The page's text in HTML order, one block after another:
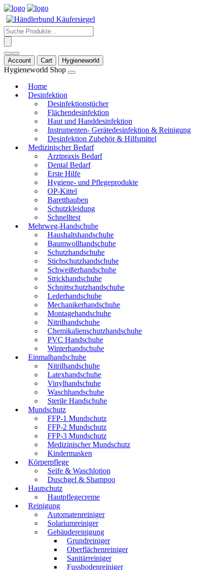
Products
search
Account Cart Hygieneworld
Hygieneworld Shop
Home
Desinfektion
Desinfektionstücher
Flächendesinfektion
Haut und Handdesinfektion
Instrumenten- Gerätedesinfektion & Reinigung
Desinfektion Zubehör & Hilfsmittel
Medizinischer Bedarf
Arztpraxis Bedarf
Dental Bedarf
Erste Hilfe
Hygiene- und Pflegeprodukte
OP-Kittel
Baretthauben
Schutzkleidung
Schnelltest
Mehrweg-Handschuhe
Haushaltshandschuhe
Baumwollhandschuhe
Schutzhandschuhe
Stichschutzhandschuhe
Schweißerhandschuhe
Strickhandschuhe
Schnittschutzhandschuhe
Lederhandschuhe
Mechanikerhandschuhe
Montagehandschuhe
Nitrilhandschuhe
Chemikalienschutzhandschuhe
PVC Handschuhe
Winterhandschuhe
Einmalhandschuhe
Nitrilhandschuhe
Latexhandschuhe
Vinylhandschuhe
Waschhandschuhe
Sterile Handschuhe
Mundschutz
FFP-1 Mundschutz
FFP-2 Mundschutz
FFP-3 Mundschutz
Medizinischer Mundschutz
Kindermasken
Körperpflege
Seife & Waschlotion
Duschgel & Shampoo
Hautschutz
Hautpflegecreme
Reinigung
Automatenreiniger
Solariumreiniger
Gebäudereinigung
Grundreiniger
Oberflächenreiniger
Sanitärreiniger
Fussbodenreiniger